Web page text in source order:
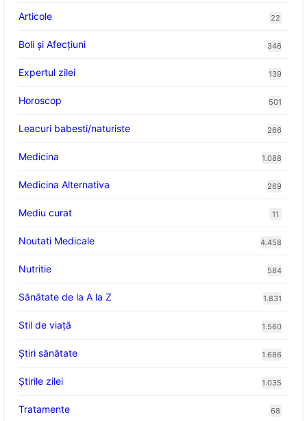
Articole 22
Boli și Afecțiuni 346
Expertul zilei 139
Horoscop 501
Leacuri babesti/naturiste 266
Medicina 1.088
Medicina Alternativa 269
Mediu curat 11
Noutati Medicale 4.458
Nutritie 584
Sănătate de la A la Z 1.831
Stil de viaţă 1.560
Ştiri sănătate 1.686
Știrile zilei 1.035
Tratamente 68